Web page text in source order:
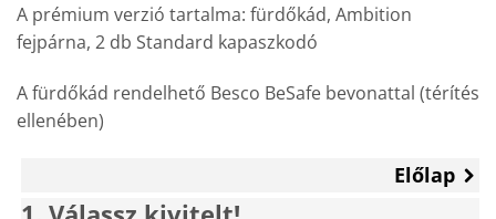
A prémium verzió tartalma: fürdőkád, Ambition
fejpárna, 2 db Standard kapaszkodó
A fürdőkád rendelhető Besco BeSafe bevonattal (térítés
ellenében)
Előlap